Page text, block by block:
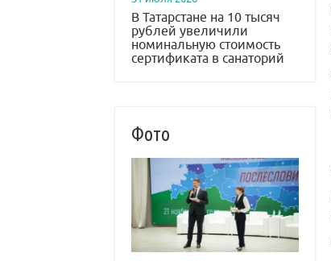
В Татарстане на 10 тысяч
рублей увеличили
номинальную стоимость
сертификата в санаторий
Фото